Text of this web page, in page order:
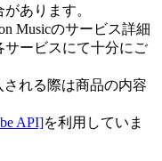
あります。
Musicのサービス詳細
ービスにて十分にご
される際は商品の内容
API]を利用していま